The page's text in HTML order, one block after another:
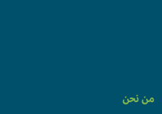
من نحن